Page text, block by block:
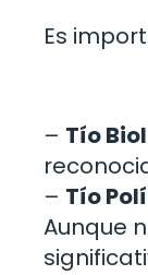
Es
– Tío
– Tío
Aunque